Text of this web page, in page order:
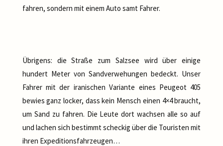
fahren, sondern mit einem Auto samt Fahrer.
Übrigens: die Straße zum Salzsee wird über einige
hundert Meter von Sandverwehungen bedeckt. Unser
Fahrer mit der iranischen Variante eines Peugeot 405
bewies ganz locker, dass kein Mensch einen 4×4 braucht,
um Sand zu fahren. Die Leute dort wachsen alle so auf
und lachen sich bestimmt scheckig über die Touristen mit
ihren Expeditionsfahrzeugen…